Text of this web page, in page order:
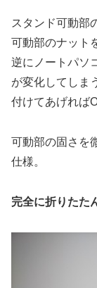
スタンド可動部
可動部のナット
逆にノートパソ
が変化してしま
付けてあげれば
可動部の固さを
仕様。
完全に折りたた